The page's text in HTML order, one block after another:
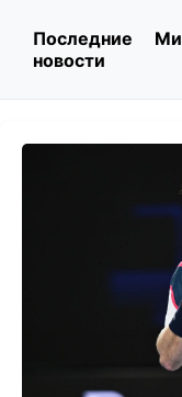
Последние
новости